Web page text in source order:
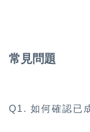
常見問題
Q1. 如何確認已